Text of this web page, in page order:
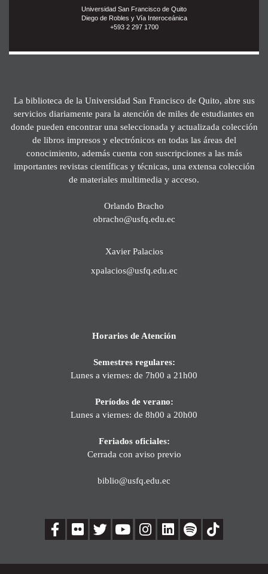
Universidad San Francisco de Quito
Diego de Robles y Vía Interoceánica
+593 2 297 1700
La biblioteca de la Universidad San Francisco de Quito, abre sus
servicios diariamente para la atención de miles de estudiantes en
donde pueden encontrar una seleccionada y actualizada colección
de libros impresos y electrónicos en todas las áreas del
conocimiento, además cuenta con suscripciones a las más
importantes revistas científicas y técnicas, una extensa colección
de materiales multimedia y acceso.
Orlando Bracho
obracho@usfq.edu.ec
Xavier Palacios
xpalacios@usfq.edu.ec
Horarios de Atención
Semestres regulares:
Lunes a viernes: de 7h00 a 21h00
Períodos de verano:
Lunes a viernes: de 8h00 a 20h00
Feriados oficiales:
Cerrada con aviso previo
biblio@usfq.edu.ec